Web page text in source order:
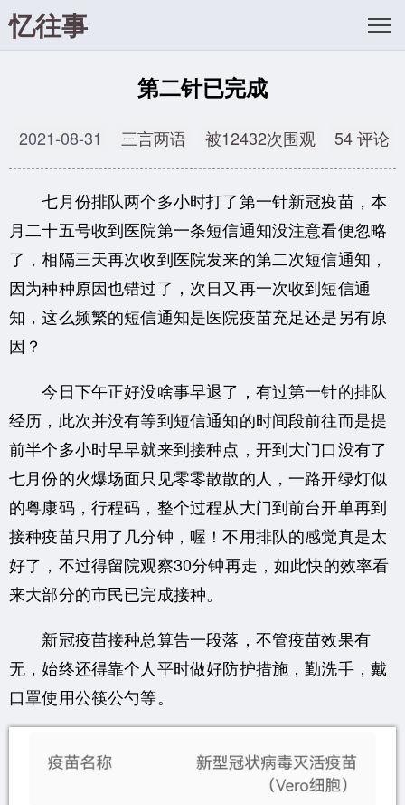
忆往事
第二针已完成
2021-08-31 三言两语 被12432次围观 54 评论
七月份排队两个多小时打了第一针新冠疫苗，本
月二十五号收到医院第一条短信通知没注意看便忽略
了，相隔三天再次收到医院发来的第二次短信通知，
因为种种原因也错过了，次日又再一次收到短信通
知，这么频繁的短信通知是医院疫苗充足还是另有原
因？
今日下午正好没啥事早退了，有过第一针的排队
经历，此次并没有等到短信通知的时间段前往而是提
前半个多小时早早就来到接种点，开到大门口没有了
七月份的火爆场面只见零零散散的人，一路开绿灯似
的粤康码，行程码，整个过程从大门到前台开单再到
接种疫苗只用了几分钟，喔！不用排队的感觉真是太
好了，不过得留院观察30分钟再走，如此快的效率看
来大部分的市民已完成接种。
新冠疫苗接种总算告一段落，不管疫苗效果有
无，始终还得靠个人平时做好防护措施，勤洗手，戴
口罩使用公筷公勺等。